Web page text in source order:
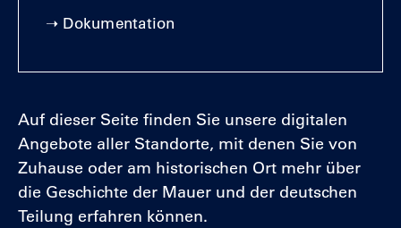
➝ Dokumentation
Auf dieser Seite finden Sie unsere digitalen
Angebote aller Standorte, mit denen Sie von
Zuhause oder am historischen Ort mehr über
die Geschichte der Mauer und der deutschen
Teilung erfahren können.